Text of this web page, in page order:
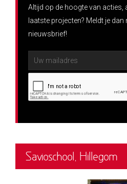
Altijd op de hoogte van acties,
laatste projecten? Meldt je
nieuwsbrief!
Savioschool, Hillegom